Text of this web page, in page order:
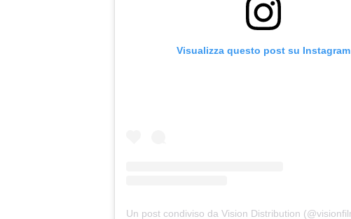
Visualizza questo post su Instagram